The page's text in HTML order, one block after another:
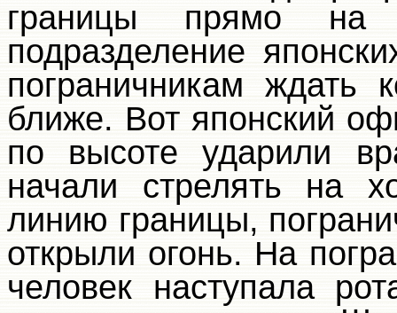
границы прямо на
подразделение
пограничникам ждать
ближе. Вот японский
по высоте ударили
начали стрелять на
линию границы,
открыли огонь. На
человек наступала